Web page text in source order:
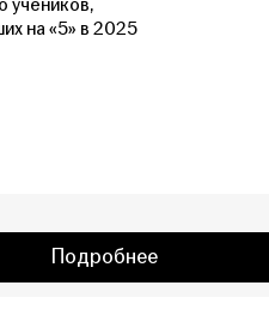
учеников,
на «5» в 2025
Подробнее